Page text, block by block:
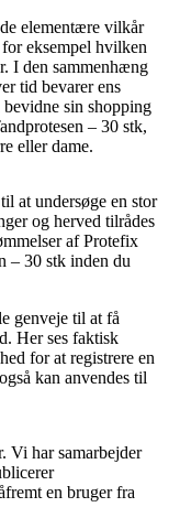
elementære vilkår
eksempel hvilken
I den sammenhæng
tid bevarer ens
sin shopping
– 30 stk,
eller dame.
at undersøge en stor
og herved tilrådes
af Protefix
– 30 stk inden du
genveje til at få
Her ses faktisk
for at registrere en
kan anvendes til
Vi har samarbejder
en bruger fra